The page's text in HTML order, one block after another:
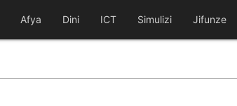
Afya Dini ICT Simulizi Jifunze